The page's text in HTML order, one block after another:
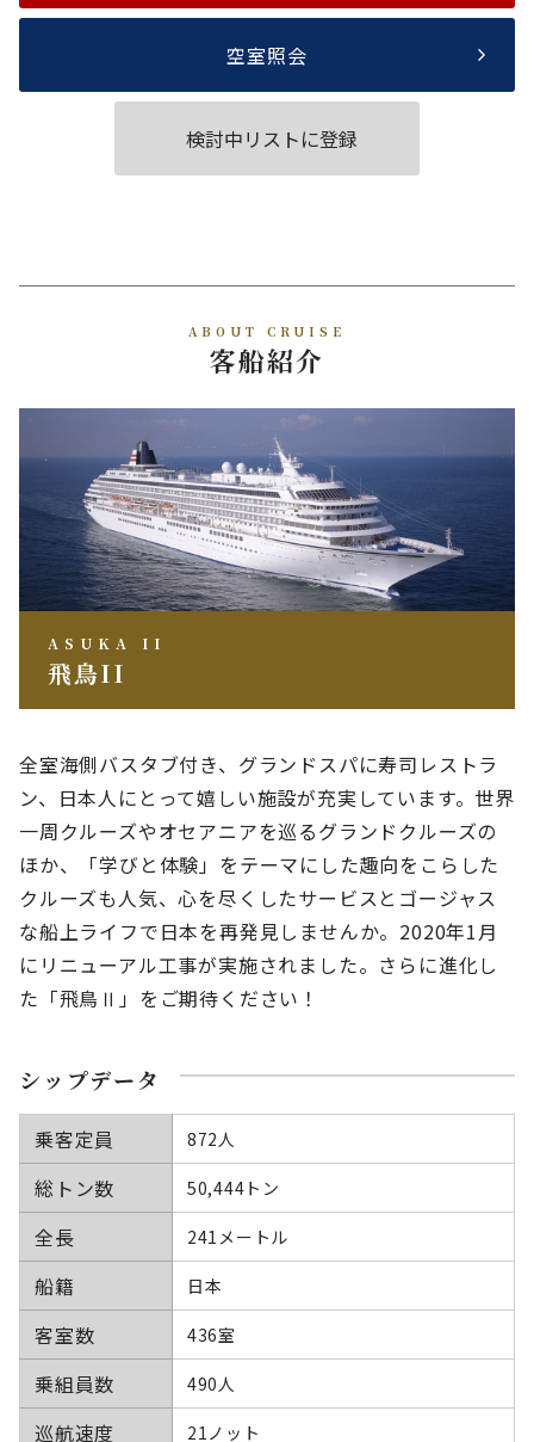
空室照会
検討中リストに登録
ABOUT CRUISE
客船紹介
ASUKA II
飛鳥II
全室海側バスタブ付き、グランドスパに寿司レストラ
ン、日本人にとって嬉しい施設が充実しています。世界
一周クルーズやオセアニアを巡るグランドクルーズの
ほか、「学びと体験」をテーマにした趣向をこらした
クルーズも人気、心を尽くしたサービスとゴージャス
な船上ライフで日本を再発見しませんか。 2020年1月
にリニューアル工事が実施されました。さらに進化し
た「飛鳥Ⅱ」をご期待ください！
シップデータ
乗客定員 872人
総トン数 50,444トン
全長 241メートル
船籍 日本
客室数 436室
乗組員数 490人
巡航速度 21ノット